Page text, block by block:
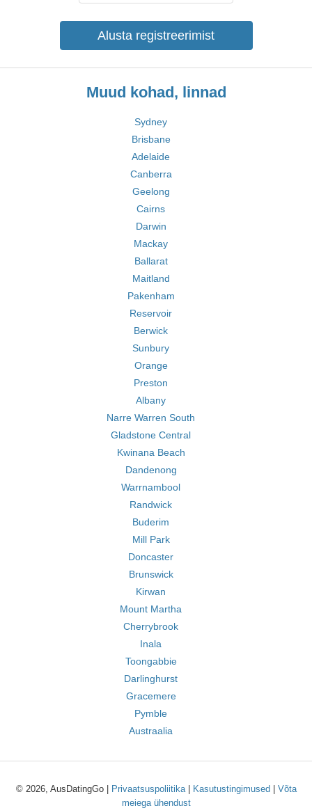
Alusta registreerimist
Muud kohad, linnad
Sydney
Brisbane
Adelaide
Canberra
Geelong
Cairns
Darwin
Mackay
Ballarat
Maitland
Pakenham
Reservoir
Berwick
Sunbury
Orange
Preston
Albany
Narre Warren South
Gladstone Central
Kwinana Beach
Dandenong
Warrnambool
Randwick
Buderim
Mill Park
Doncaster
Brunswick
Kirwan
Mount Martha
Cherrybrook
Inala
Toongabbie
Darlinghurst
Gracemere
Pymble
Austraalia
© 2026, AusDatingGo | Privaatsuspoliitika| Kasutustingimused
Võta
meiega ühendust